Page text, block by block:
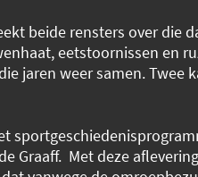
beide rensters over die
eetstoornissen en
jaren weer samen. Twee
Graaff. Met deze